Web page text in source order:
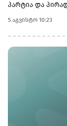
პარტია და
შემდგარი
მოცულობა, მათ
5 აგვისტო 10:23